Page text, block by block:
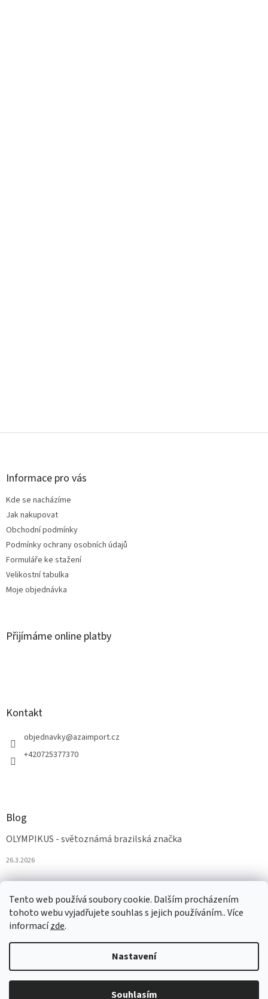
Tento web používá soubory cookie. Dalším procházením
tohoto webu vyjadřujete souhlas s jejich používáním.. Více
informacízde.
Nastavení
Souhlasím
Z
Informace pro vás
Kde se nacházíme
Jak nakupovat
Obchodní podmínky
Podmínky ochrany osobních údajů
Formuláře ke stažení
Velikostní tabulka
Moje objednávka
Přijímáme online platby
Kontakt
objednavky@azaimport.cz
+420725377370
Blog
OLYMPIKUS - světoznámá brazilská značka
26.3.2026
Vytvořil Shoptet
AZAobuv. Všechna práva vyhrazena.